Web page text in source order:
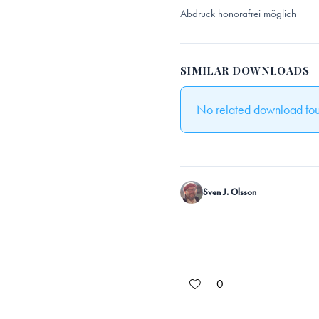
Abdruck honorafrei möglich
SIMILAR DOWNLOADS
No related download
Sven J. Olsson
0